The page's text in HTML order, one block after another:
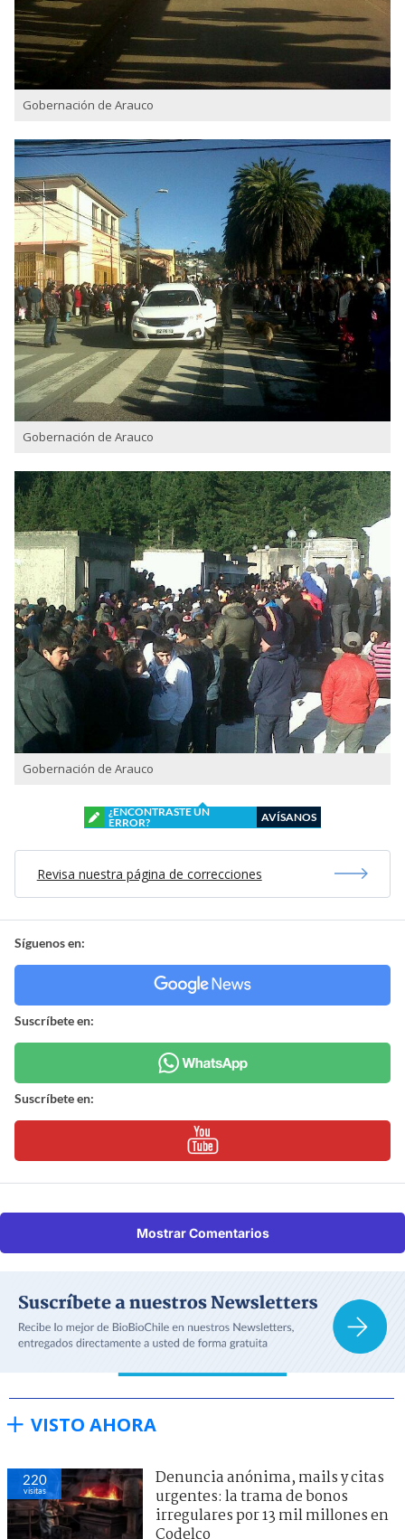
Gobernación de Arauco
Gobernación de Arauco
Gobernación de Arauco
¿ENCONTRASTE UN
ERROR?
AVÍSANOS
Revisa nuestra página de correcciones
Síguenos en:
Suscríbete en:
Suscríbete en:
Mostrar Comentarios
VISTO AHORA
220
visitas
Denuncia anónima, mails y citas
urgentes: la trama de bonos
irregulares por 13 mil millones en